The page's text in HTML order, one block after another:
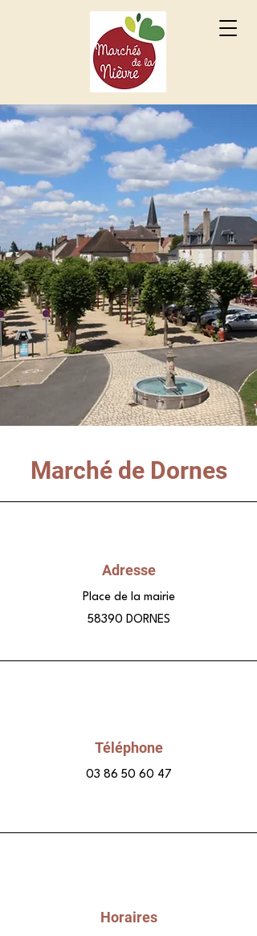
Marché de Dornes
Adresse
Place de la mairie
58390 DORNES
Téléphone
03 86 50 60 47
Horaires